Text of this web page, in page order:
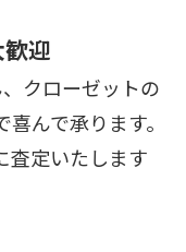
迎
クローゼットの
んで承ります。
査定いたします